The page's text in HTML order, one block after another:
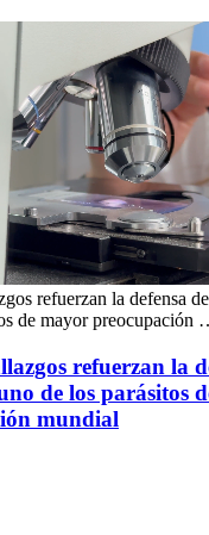
refuerzan la defensa
de mayor preocupación
refuerzan la
de los parásitos
mundial